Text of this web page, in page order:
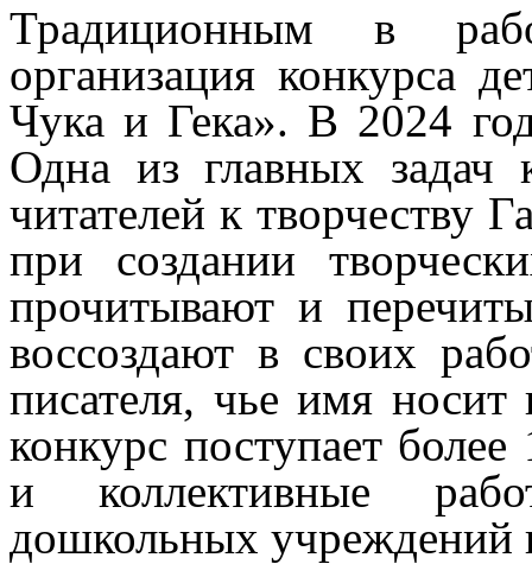
Традиционным в
организация конкурса
Чука и Гека». В 2024
Одна из главных задач
читателей к творчеству
при создании
прочитывают и
воссоздают в своих
писателя, чье имя
конкурс поступает
и коллективные
дошкольных учреждений